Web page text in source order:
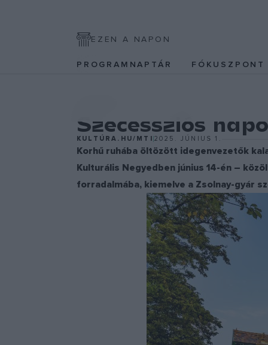
EZEN A NAPON
PROGRAMNAPTÁR FÓKUSZPONT
Szecessziós
KULTÚRA.HU/MTI 2025. JÚNIUS 1.
Korhű ruhába öltözött idegenvezetők
Kulturális Negyedben június 14-én –
forradalmába, kiemelve a Zsolnay-gyár